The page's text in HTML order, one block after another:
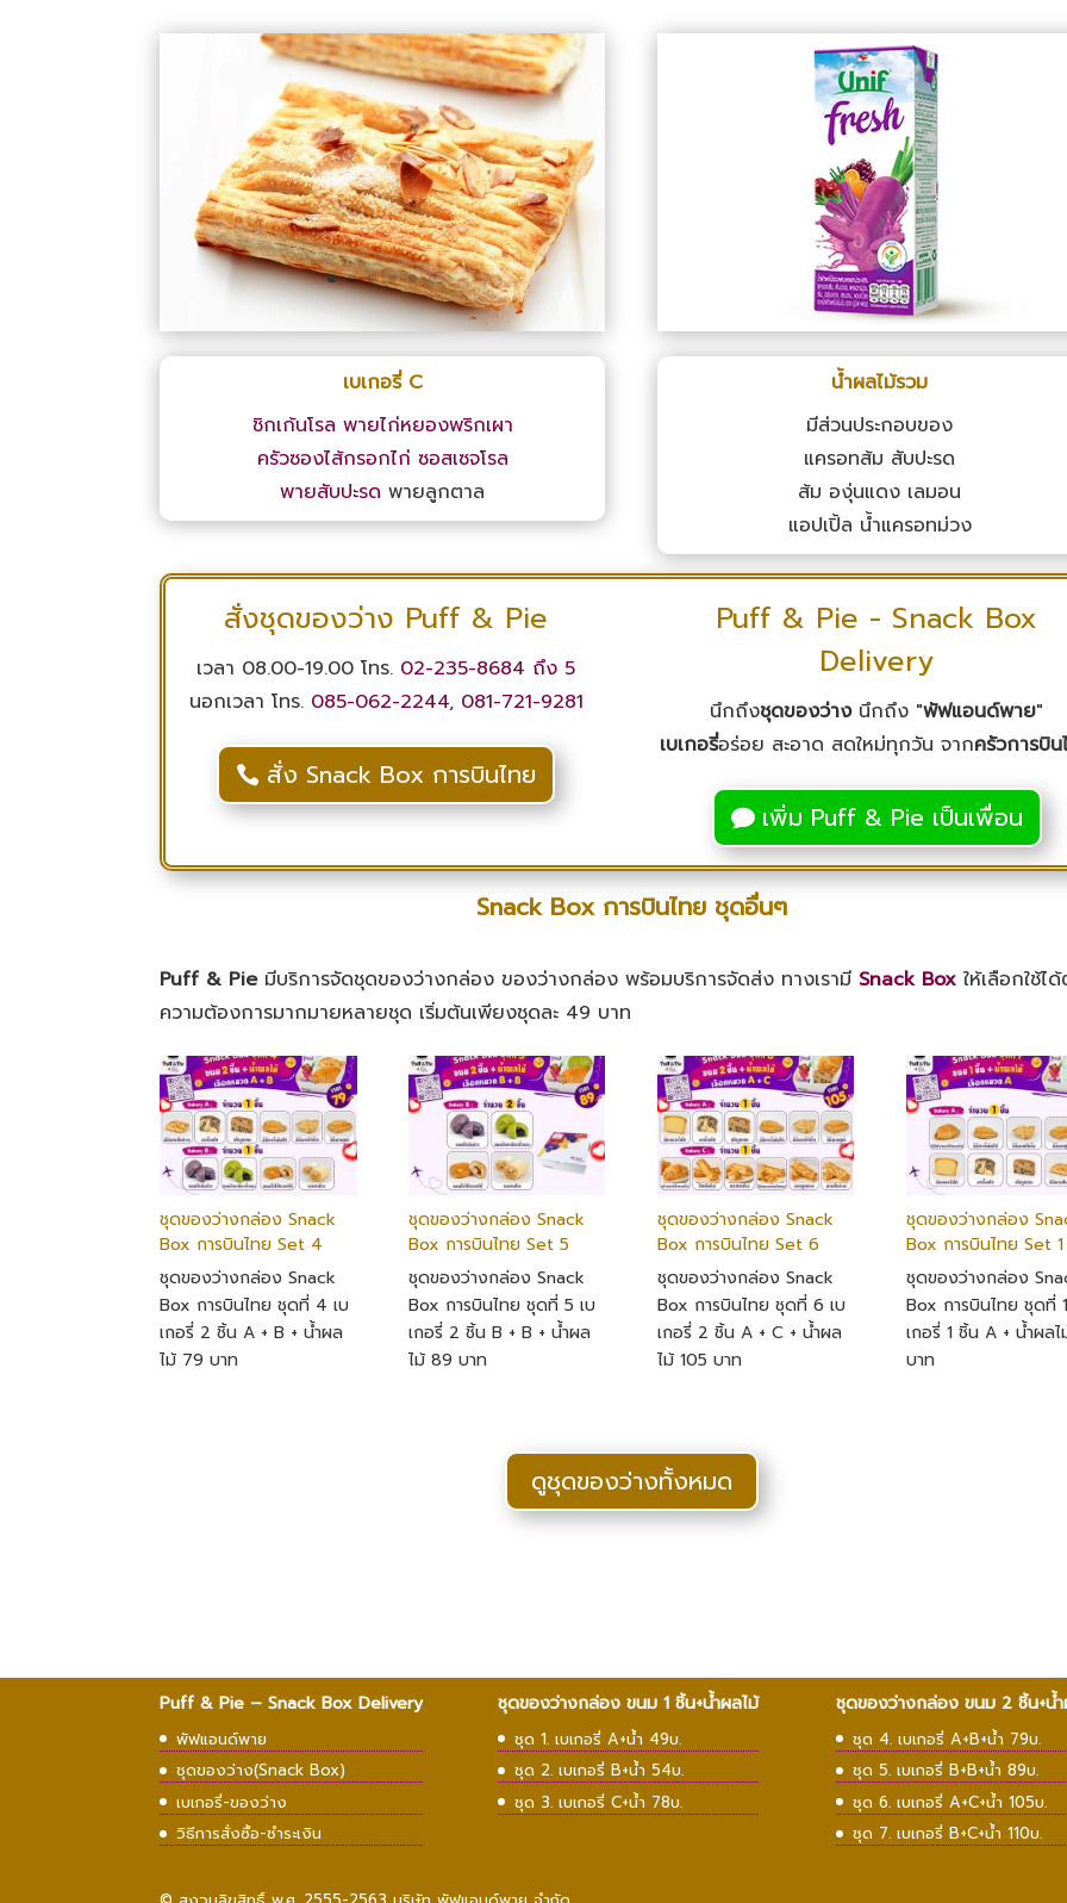
เบเกอรี่ C
ชิกเก้นโรล พายไก่หยองพริกเผา
ครัวซองไส้กรอกไก่ ซอสเซจโรล
พายสับปะรด พายลูกตาล
น้ำผลไม้รวม
มีส่วนประกอบของ
แครอทส้ม สับปะรด
ส้ม องุ่นแดง เลมอน
แอปเปิ้ล น้ำแครอทม่วง
สั่งชุดของว่าง Puff & Pie
เวลา 08.00-19.00 โทร. 02-235-8684 ถึง 5
นอกเวลา โทร. 085-062-2244, 081-721-9281
สั่ง Snack Box การบินไทย
Puff & Pie - Snack Box
Delivery
นึกถึงชุดของว่างนึกถึง "พัฟแอนด์พาย"
เบเกอรี่อร่อย สะอาด สดใหม่ทุกวัน จากครัวการบิ
เพิ่ม Puff & Pie เป็นเพื่อน
Snack Box การบินไทย ชุดอื่นๆ
Puff & Pieมีบริการจัดชุดของว่างกล่อง ของว่างกล่อง พร้อมบริการจัดส่ง ทางเรามี Snack Box ให้เลือกใช้ไ
ความต้องการมากมายหลายชุด เริ่มต้นเพียงชุดละ 49 บาท
ชุดของว่างกล่อง Snack
Box การบินไทย Set 4
ชุดของว่างกล่อง Snack
Box การบินไทย ชุดที่ 4 เบ
เกอรี่ 2 ชิ้น A + B + น้ำผล
ไม้ 79 บาท
ชุดของว่างกล่อง Snack
Box การบินไทย Set 5
ชุดของว่างกล่อง Snack
Box การบินไทย ชุดที่ 5 เบ
เกอรี่ 2 ชิ้น B + B + น้ำผล
ไม้ 89 บาท
ชุดของว่างกล่อง Snack
Box การบินไทย Set 6
ชุดของว่างกล่อง Snack
Box การบินไทย ชุดที่ 6 เบ
เกอรี่ 2 ชิ้น A + C + น้ำผล
ไม้ 105 บาท
ชุดของว่างกล่อง
Box การบินไทย Set 1
ชุดของว่างกล่อง
Box การบินไทย ชุดที่
เกอรี่ 1 ชิ้น A + น้ำผล
บาท
ดูชุดของว่างทั้งหมด
Puff & Pie – Snack Box Delivery
พัฟแอนด์พาย
ชุดของว่าง(Snack Box)
เบเกอรี่-ของว่าง
วิธีการสั่งซื้อ-ชำระเงิน
ชุดของว่างกล่อง ขนม 1 ชิ้น+น้ำผลไม้
ชุด 1. เบเกอรี่ A+น้ำ 49บ.
ชุด 2. เบเกอรี่ B+น้ำ 54บ.
ชุด 3. เบเกอรี่ C+น้ำ 78บ.
ชุดของว่างกล่อง ขนม 2 ชิ้น+น้ำ
ชุด 4. เบเกอรี่ A+B+น้ำ 79บ.
ชุด 5. เบเกอรี่ B+B+น้ำ 89บ.
ชุด 6. เบเกอรี่ A+C+น้ำ 105บ.
ชุด 7. เบเกอรี่ B+C+น้ำ 110บ.